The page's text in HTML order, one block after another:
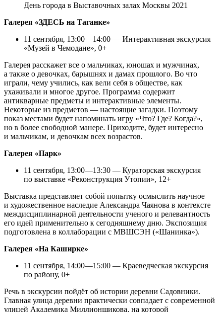
День города в Выставочных залах Москвы 2021
Галерея «ЗДЕСЬ на Таганке»
11 сентября, 13:00—14:00 — Интерактивная экскурсия
«Музей в Чемодане», 0+
Галерея расскажет все о мальчиках, юношах и мужчинах,
а также о девочках, барышнях и дамах прошлого. Во что
играли, чему учились, как вели себя в обществе, как
ухаживали и многое другое. Программа содержит
антикварные предметы и интерактивные элементы.
Некоторые из предметов — настоящие загадки. Поэтому
показ местами будет напоминать игру «Что? Где? Когда?»,
но в более свободной манере. Приходите, будет интересно
и мальчикам, и девочкам всех возрастов.
Галерея «Парк»
11 сентября, 13:00—13:30 — Кураторская экскурсия
по выставке «Реконструкция Утопии», 12+
Выставка представляет собой попытку осмыслить научное
и художественное наследие Александра Чаянова в контексте
междисциплинарной деятельности ученого и релевантность
его идей применительно к сегодняшнему дню. Экспозиция
подготовлена в коллаборации с МВШСЭН («Шанинка»).
Галерея «На Каширке»
11 сентября, 14:00—15:00 — Краеведческая экскурсия
по району, 0+
Речь в экскурсии пойдёт об истории деревни Садовники.
Главная улица деревни практически совпадает с современной
улицей Академика Миллионщикова, на которой